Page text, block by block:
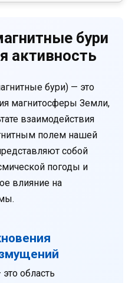
бури
активность
бури) — это
магнитосферы Земли,
взаимодействия
полем нашей
собой
погоды и
влияние на
область